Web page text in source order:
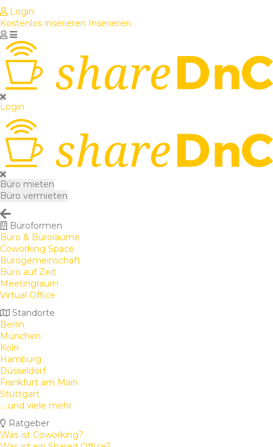
Login
Kostenlos inserieren Inserieren
Login
Büro mieten
Büro vermieten
Büroformen
Büro & Büroräume
Coworking Space
Bürogemeinschaft
Büro auf Zeit
Meetingraum
Virtual Office
Standorte
Berlin
München
Köln
Hamburg
Düsseldorf
Frankfurt am Main
Stuttgart
... und viele mehr
Ratgeber
Was ist Coworking?